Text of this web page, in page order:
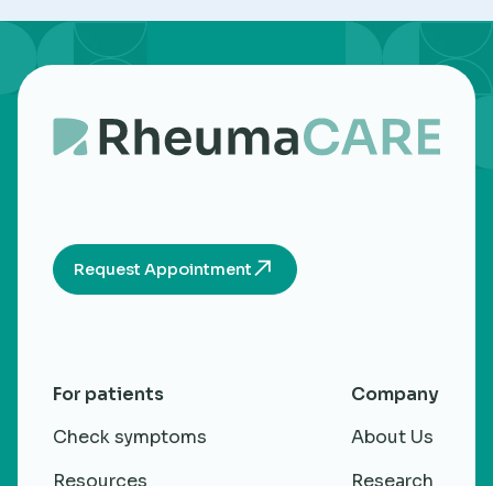
Request Appointment
For patients
Check symptoms
Resources
Company
About Us
Research